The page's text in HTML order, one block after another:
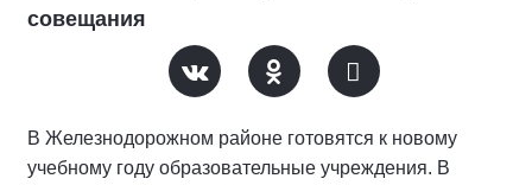
совещания
В Железнодорожном районе готовятся к новому
учебному году образовательные учреждения. В